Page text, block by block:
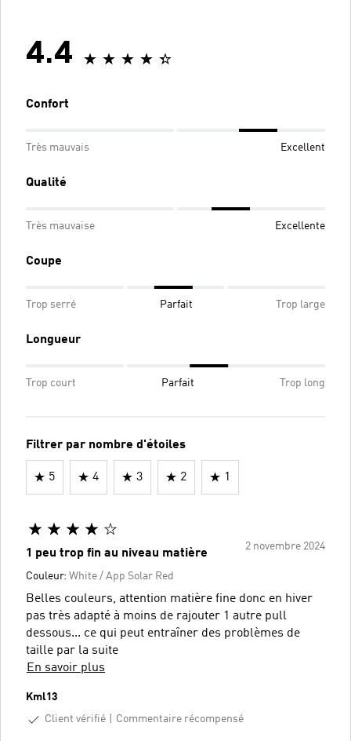
4.4
Confort
Très mauvais Excellent
Qualité
Très mauvaise Excellente
Coupe
Trop serré Parfait Trop large
Longueur
Trop court Parfait Trop long
Filtrer par nombre d'étoiles
5 4 3 2 1
2 novembre 2024
1 peu trop fin au niveau matière
Couleur: White / App Solar Red
Belles couleurs, attention matière fine donc en hiver
pas très adapté à moins de rajouter 1 autre pull
dessous... ce qui peut entraîner des problèmes de
taille par la suite
En savoir plus
Kml13
Client vérifié
Commentaire récompensé